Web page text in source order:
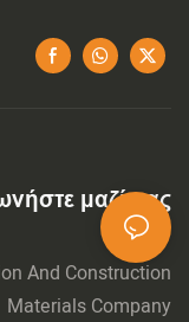
μαζί μας
And Construction
Materials Company